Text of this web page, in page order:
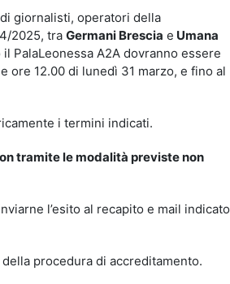
giornalisti, operatori della
2025, tra Germani Brescia e Umana
il PalaLeonessa A2A dovranno essere
ore 12.00 di lunedì 31 marzo, e fino al
i termini indicati.
tramite le modalità previste non
l’esito al recapito e mail indicato
procedura di accreditamento.